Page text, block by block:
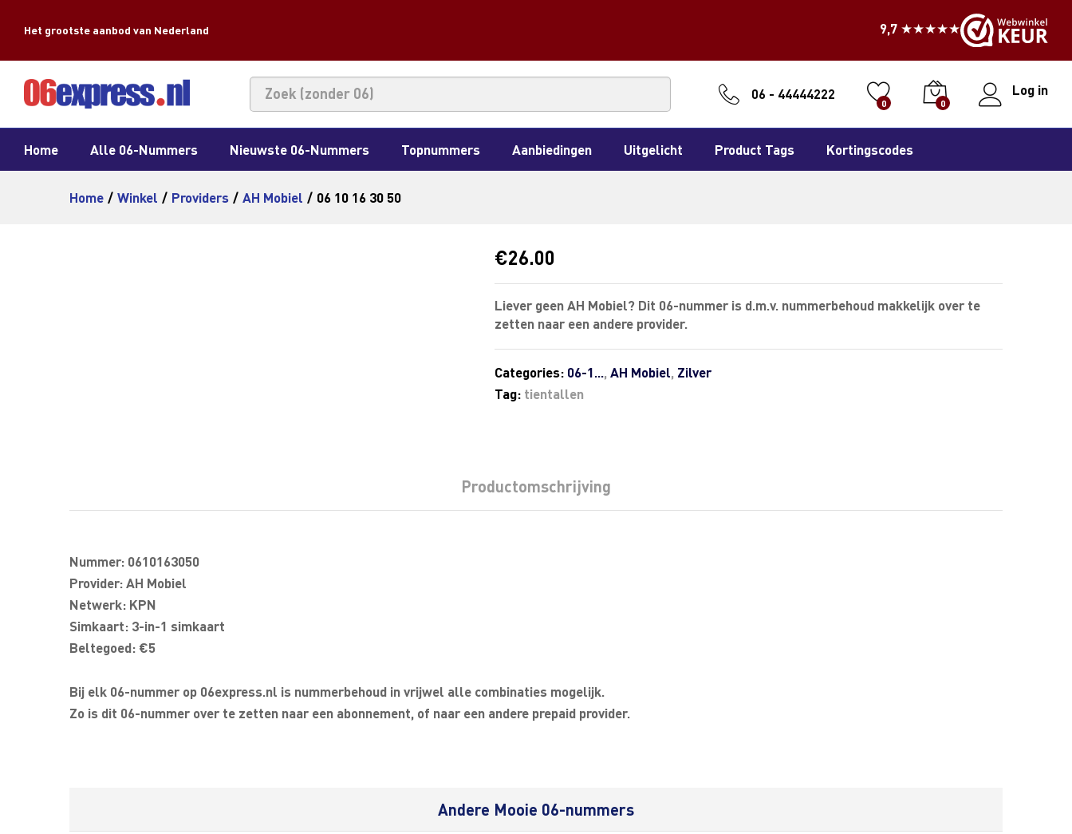
Het grootste aanbod van Nederland 9,7 ★★★★★
06 - 44444222
0 0
Log in
Home Alle 06-Nummers Nieuwste 06-Nummers Topnummers Aanbiedingen Uitgelicht Product Tags Kortingscodes
Home / Winkel / Providers / AH Mobiel / 06 10 16 30 50
€26.00
Liever geen AH Mobiel? Dit 06-nummer is d.m.v. nummerbehoud makkelijk over te
zetten naar een andere provider.
Categories: 06-1...,AH Mobiel, Zilver
Tag: tientallen
Productomschrijving
Nummer: 0610163050
Provider: AH Mobiel
Netwerk: KPN
Simkaart: 3-in-1 simkaart
Beltegoed: €5
Bij elk 06-nummer op 06express.nl is nummerbehoud in vrijwel alle combinaties mogelijk.
Zo is dit 06-nummer over te zetten naar een abonnement, of naar een andere prepaid provider.
Andere Mooie 06-nummers